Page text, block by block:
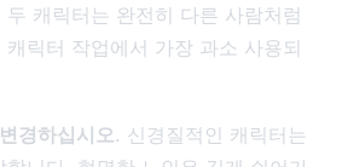
캐릭터는 완전히 다른 사람처럼
릭터 작업에서 가장 과소 사용되
경하십시오 . 신경질적인 캐릭터는